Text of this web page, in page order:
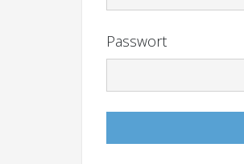
Passwort